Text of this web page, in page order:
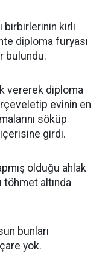
birbirlerinin kirli
diploma furyası
bulundu.
vererek diploma
evinin en
söküp
girdi.
olduğu ahlak
töhmet altında
bunları
yok.